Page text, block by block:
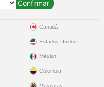
Canadá
Estados Unidos
México
Colombia
Mascotas